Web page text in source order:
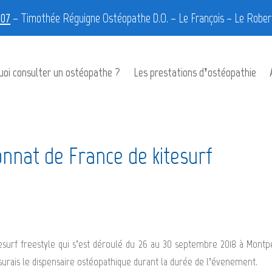
– Timothée Réguigne Ostéopathe D.O. – Le François – Le
consulter un ostéopathe ? Les prestations d’ostéopathie
de France de kitesurf
freestyle qui s’est déroulé du 26 au 30 septembre 2018 à
le dispensaire ostéopathique durant la durée de l’évenement.